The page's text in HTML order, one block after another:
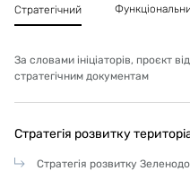
Стратегічний
За словами ініціаторів, проєкт
стратегічним документам
Стратегія розвитку
Стратегія розвитку